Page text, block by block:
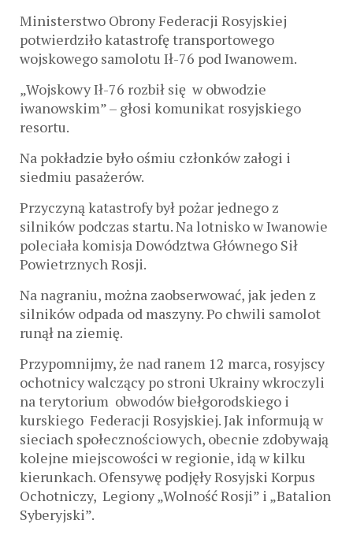
Ministerstwo Obrony Federacji Rosyjskiej
potwierdziło katastrofę transportowego
wojskowego samolotu Ił-76 pod Iwanowem.
„Wojskowy Ił-76 rozbił się w obwodzie
iwanowskim” – głosi komunikat rosyjskiego
resortu.
Na pokładzie było ośmiu członków załogi i
siedmiu pasażerów.
Przyczyną katastrofy był pożar jednego z
silników podczas startu. Na lotnisko w Iwanowie
poleciała komisja Dowództwa Głównego Sił
Powietrznych Rosji.
Na nagraniu, można zaobserwować, jak jeden z
silników odpada od maszyny. Po chwili samolot
runął na ziemię.
Przypomnijmy, że nad ranem 12 marca, rosyjscy
ochotnicy walczący po stroni Ukrainy wkroczyli
na terytorium obwodów biełgorodskiego i
kurskiego Federacji Rosyjskiej. Jak informują w
sieciach społecznościowych, obecnie zdobywają
kolejne miejscowości w regionie, idą w kilku
kierunkach. Ofensywę podjęły Rosyjski Korpus
Ochotniczy, Legiony „Wolność Rosji” i „Batalion
Syberyjski”.